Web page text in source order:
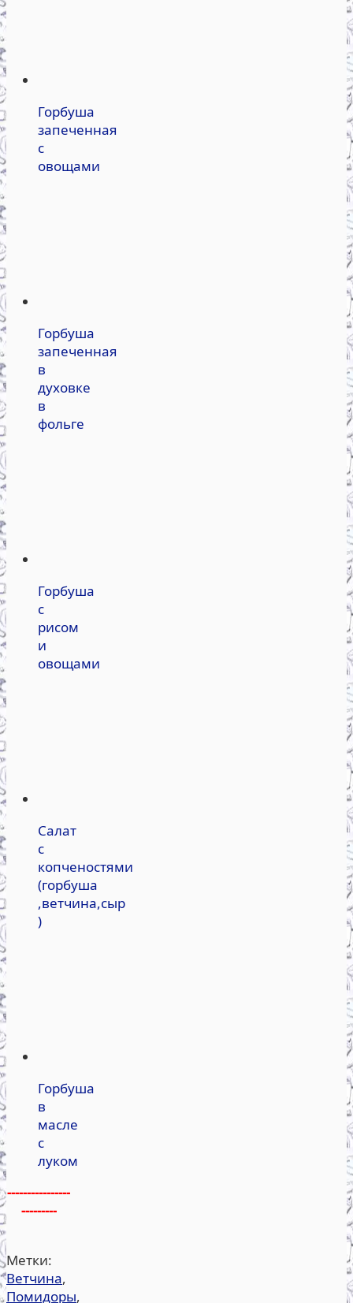
Горбуша
запеченная
с
овощами
Горбуша
запеченная
в
духовке
в
фольге
Горбуша
с
рисом
и
овощами
Салат
с
копченостями
(горбуша
,ветчина,сыр
)
Горбуша
в
масле
с
луком
----------------
---------
Метки:
Ветчина,
Помидоры,